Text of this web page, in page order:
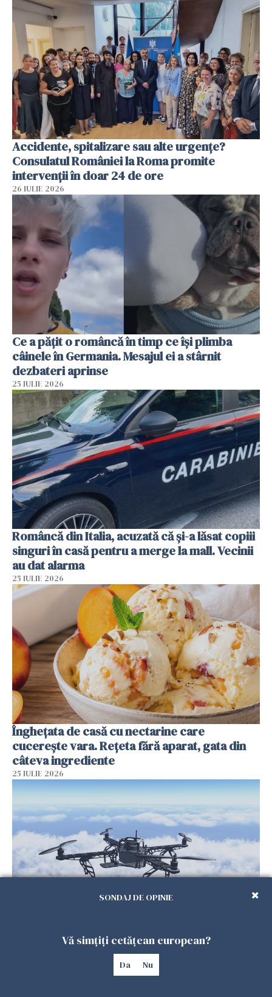
Accidente, spitalizare sau alte urgențe?
Consulatul României la Roma promite
intervenții în doar 24 de ore
26 IULIE 2026
Ce a pățit o româncă în timp ce își plimba
câinele în Germania. Mesajul ei a stârnit
dezbateri aprinse
25 IULIE 2026
Româncă din Italia, acuzată că și-a lăsat copiii
singuri în casă pentru a merge la mall. Vecinii
au dat alarma
25 IULIE 2026
Înghețata de casă cu nectarine care
cucerește vara. Rețeta fără aparat, gata din
câteva ingrediente
25 IULIE 2026
românesc după ce a intrat ilegal în spațiul
SONDAJ DE OPINIE
Vă simțiți cetățean european?
Da Nu